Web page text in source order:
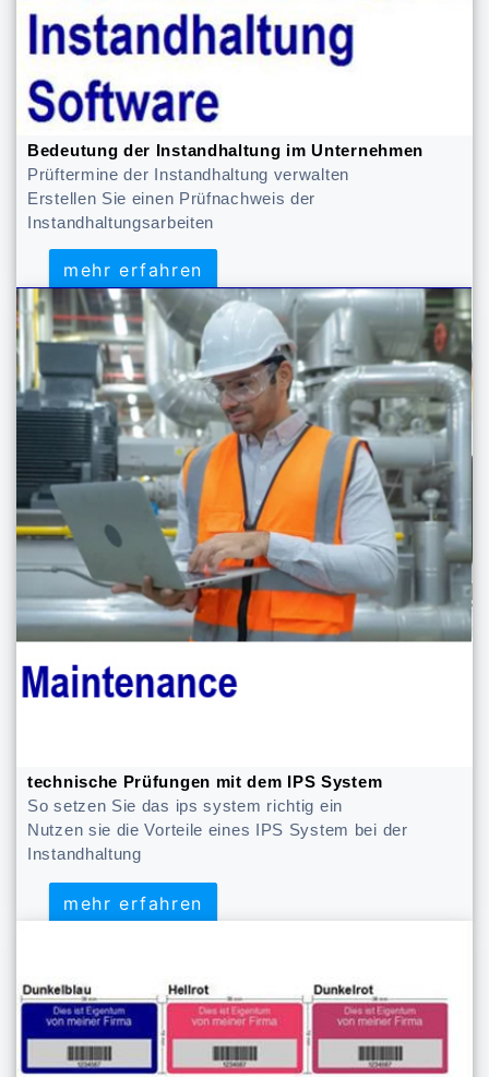
Bedeutung der Instandhaltung im Unternehmen
Prüftermine der Instandhaltung verwalten
Erstellen Sie einen Prüfnachweis der
Instandhaltungsarbeiten
mehr erfahren
mehr erfahren
technische Prüfungen mit dem IPS System
So setzen Sie das ips system richtig ein
Nutzen sie die Vorteile eines IPS System bei der
Instandhaltung
mehr erfahren
mehr erfahren